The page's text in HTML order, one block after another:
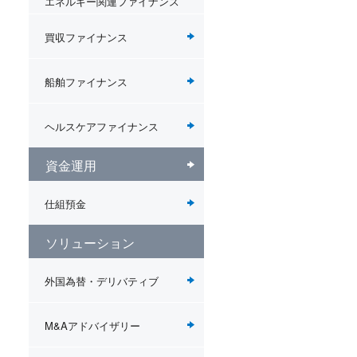
買収ファイナンス
船舶ファイナンス
ヘルスケアファイナンス
資金運用
仕組預金
ソリューション
外国為替・デリバティブ
M&Aアドバイザリー